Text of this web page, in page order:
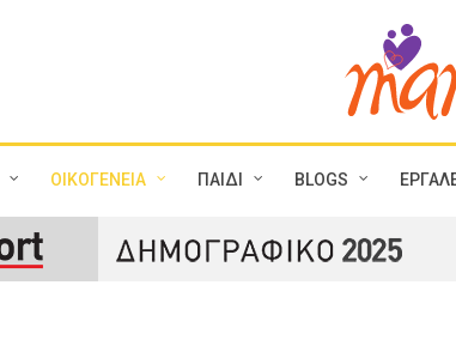
ΟΙΚΟΓΕΝΕΙΑ ΠΑΙΔΙ BLOGS